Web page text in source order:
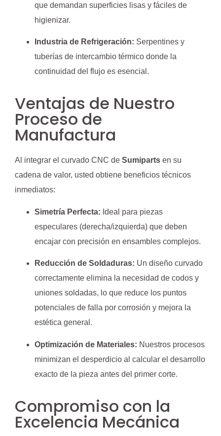
que demandan superficies lisas y fáciles de
higienizar.
Industria de Refrigeración: Serpentines y
tuberías de intercambio térmico donde la
continuidad del flujo es esencial.
Ventajas de Nuestro
Proceso de
Manufactura
Al integrar el curvado CNC de Sumiparts en su
cadena de valor, usted obtiene beneficios técnicos
inmediatos:
Simetría Perfecta: Ideal para piezas
especulares (derecha/izquierda) que deben
encajar con precisión en ensambles complejos.
Reducción de Soldaduras: Un diseño curvado
correctamente elimina la necesidad de codos y
uniones soldadas, lo que reduce los puntos
potenciales de falla por corrosión y mejora la
estética general.
Optimización de Materiales: Nuestros procesos
minimizan el desperdicio al calcular el desarrollo
exacto de la pieza antes del primer corte.
Compromiso con la
Excelencia Mecánica